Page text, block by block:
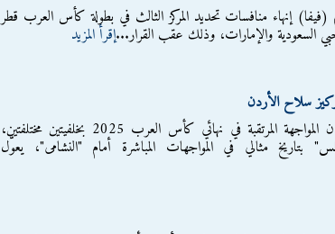
(فيفا) إنهاء منافسات تحديد المركز الثالث في بطولة كأس العرب قطر
إقرأ المزيد
سلاح الأردن
يدخل منتخبا المغرب والأردن المواجهة المرتقبة في نهائي كأس العرب 2025 بخلفيتين مختلفتين،
بتاريخ مثالي في المواجهات المباشرة أمام "النشامى"، يعوّل